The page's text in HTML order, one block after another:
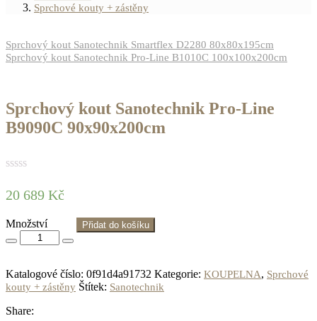
Sprchové kouty + zástěny
Sprchový kout Sanotechnik Smartflex D2280 80x80x195cm
Sprchový kout Sanotechnik Pro-Line B1010C 100x100x200cm
Sprchový kout Sanotechnik Pro-Line
B9090C 90x90x200cm
20 689 Kč
Množství Přidat do košíku
Katalogové číslo: 0f91d4a91732 Kategorie: KOUPELNA, Sprchové
kouty + zástěny Štítek: Sanotechnik
Share: